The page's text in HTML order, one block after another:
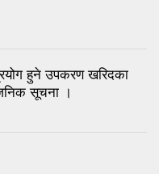
प्रयोग हुने उपकरण खरिदका
सूचना ।